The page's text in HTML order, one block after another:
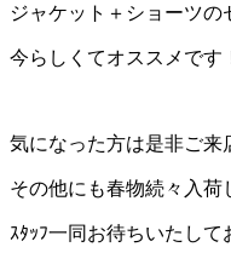
ジャケット＋ショーツ
今らしくてオススメです
気になった方は是非ご来
その他にも春物続々入荷
ｽﾀｯﾌ一同お待ちいたして